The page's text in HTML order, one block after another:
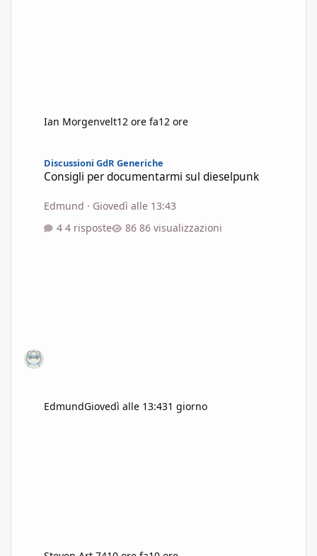
Ian Morgenvelt12 ore fa12 ore
Discussioni GdR Generiche
Consigli per documentarmi sul dieselpunk
Edmund · Giovedì alle 13:43
4 risposte
86 visualizzazioni
EdmundGiovedì alle 13:431 giorno